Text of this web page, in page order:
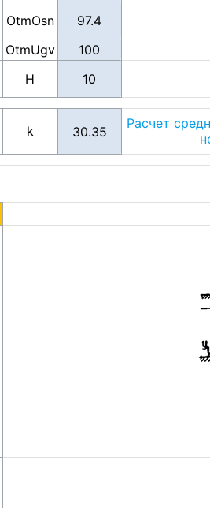
OtmOsn
OtmUgv
H
k
Расчет